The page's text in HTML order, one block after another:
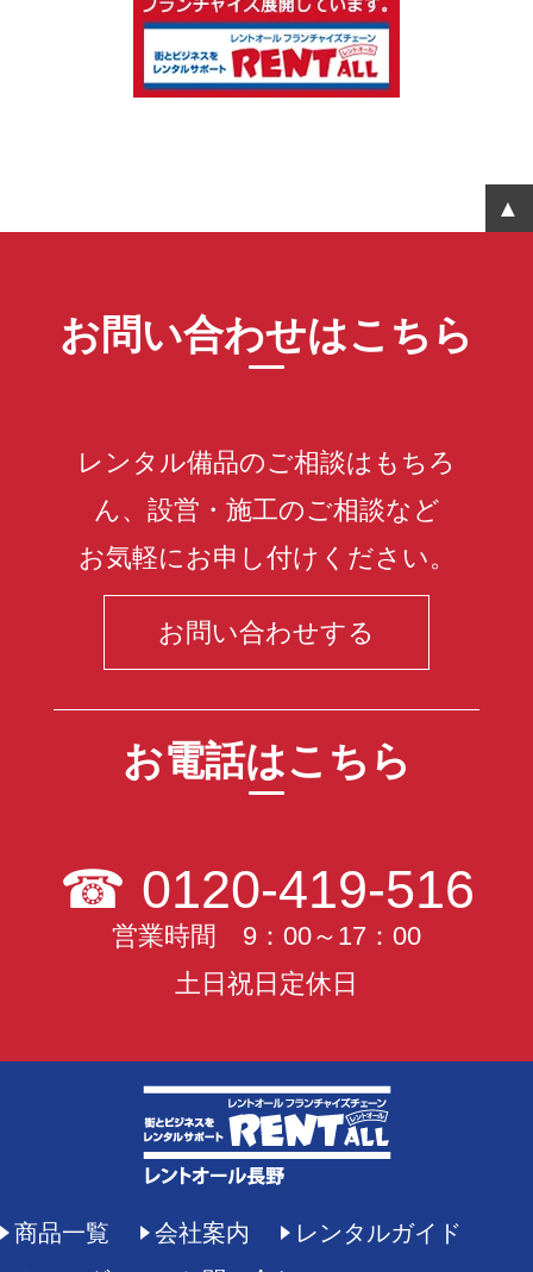
お問い合わせはこちら
レンタル備品のご相談はもちろ
ん、設営・施工のご相談など
お気軽にお申し付けください。
お問い合わせする
お電話はこちら
☎ 0120-419-516
営業時間 9：00～17：00
土日祝日定休日
商品一覧 会社案内
レンタルガイド